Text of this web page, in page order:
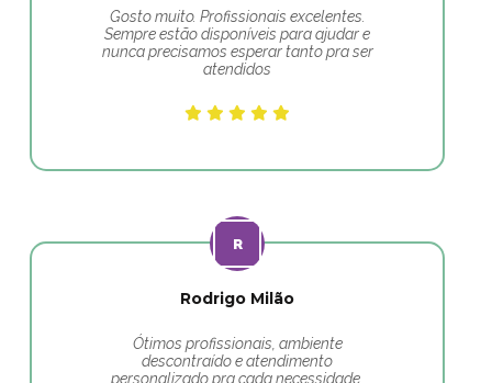
Gosto muito. Profissionais excelentes.
Sempre estão disponíveis para ajudar e
nunca precisamos esperar tanto pra ser
atendidos
Rodrigo Milão
Ótimos profissionais, ambiente
descontraído e atendimento
personalizado pra cada necessidade.